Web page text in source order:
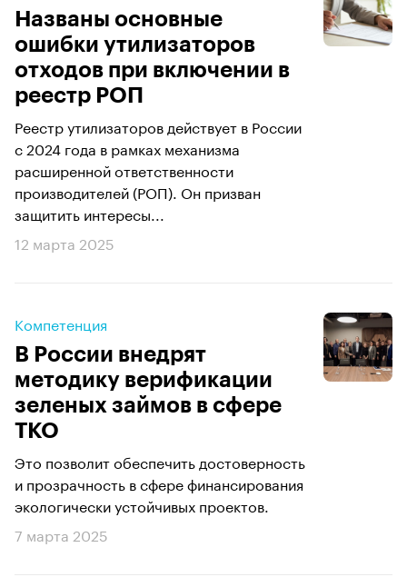
Названы основные
ошибки утилизаторов
отходов при включении в
реестр РОП
Реестр утилизаторов действует в России
с 2024 года в рамках механизма
расширенной ответственности
производителей (РОП). Он призван
защитить интересы...
12 марта 2025
Компетенция
В России внедрят
методику верификации
зеленых займов в сфере
ТКО
Это позволит обеспечить достоверность
и прозрачность в сфере финансирования
экологически устойчивых проектов.
7 марта 2025